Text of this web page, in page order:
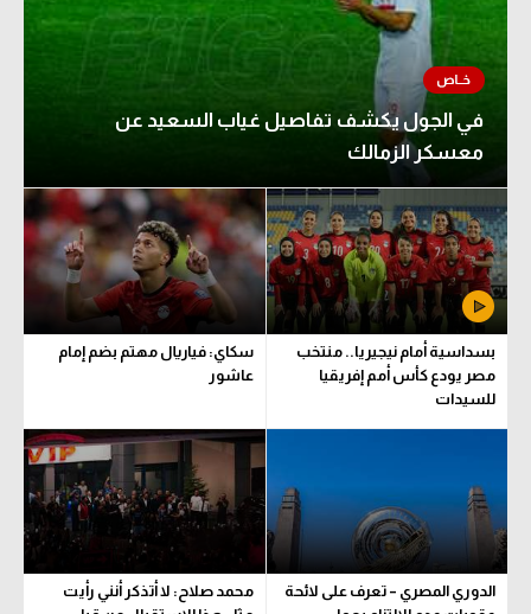
في الجول يكشف تفاصيل غياب السعيد عن
معسكر الزمالك
بسداسية أمام نيجيريا.. منتخب
مصر يودع كأس أمم إفريقيا
للسيدات
سكاي: فياريال مهتم بضم إمام
عاشور
الدوري المصري – تعرف على لائحة
محمد صلاح: لا أتذكر أنني رأيت